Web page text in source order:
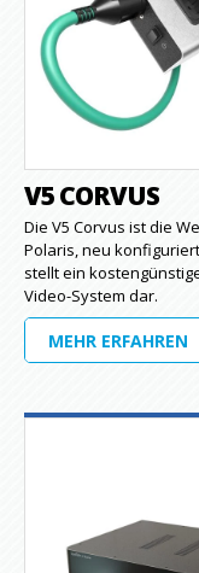
V5 CORVUS
Die V5 Corvus ist die
Polaris, neu
stellt ein
Video-System dar.
MEHR ERFAHREN